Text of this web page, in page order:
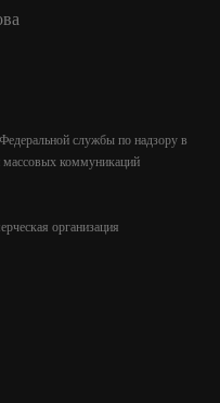
службы по надзору в
массовых коммуникаций
организация